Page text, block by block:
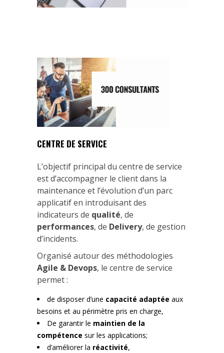
CENTRE DE SERVICE
L’objectif principal du centre de service
est d’accompagner le client dans la
maintenance et l’évolution d’un parc
applicatif en introduisant des
indicateurs de qualité, de
performances, de Delivery, de gestion
d’incidents.
Organisé autour des méthodologies
Agile & Devops, le centre de service
permet :
de disposer d’une capacité adaptée aux
besoins et au périmètre pris en charge,
De garantir le maintien de la
compétence sur les applications;
d’améliorer la réactivité,